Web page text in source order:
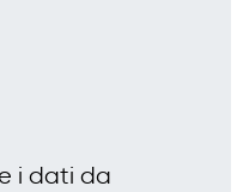
i dati da